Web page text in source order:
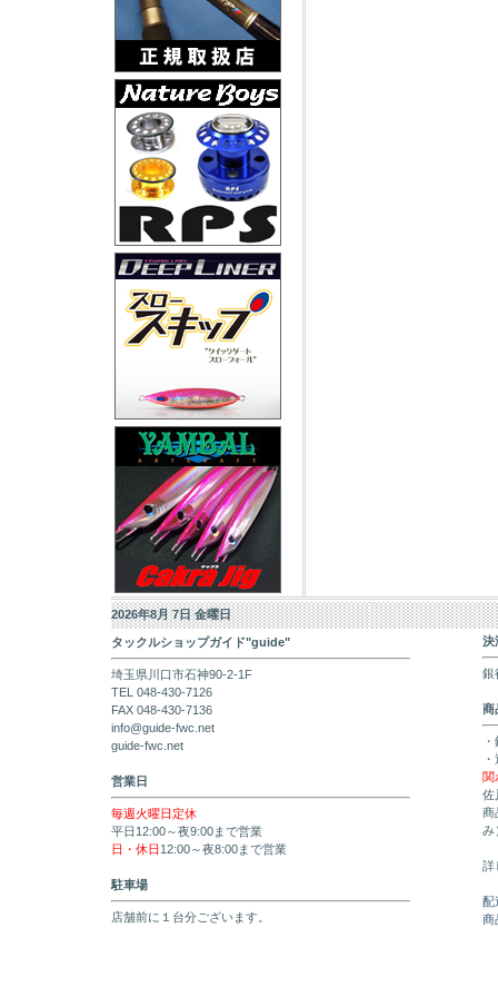
2026年8月 7日 金曜日
タックルショップガイド"guide"
埼玉県川口市石神90-2-1F
TEL 048-430-7126
FAX 048-430-7136
info@guide-fwc.net
guide-fwc.net
営業日
毎週火曜日定休
平日12:00～夜9:00まで営業
日・休日 12:00～夜8:00まで営業
駐車場
店舗前に１台分ございます。
決
銀
商
関
佐
商
み
詳
配
商